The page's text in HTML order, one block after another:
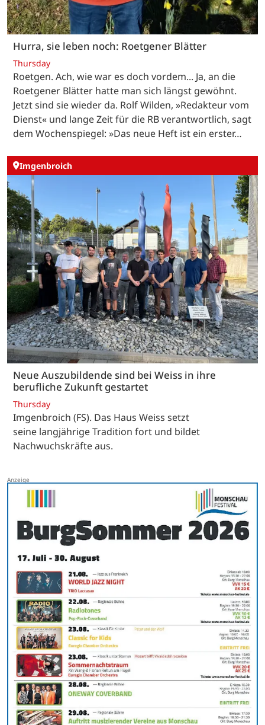
Hurra, sie leben noch: Roetgener Blätter
Thursday
Roetgen. Ach, wie war es doch vordem... Ja, an die
Roetgener Blätter hatte man sich längst gewöhnt.
Jetzt sind sie wieder da. Rolf Wilden, »Redakteur vom
Dienst« und lange Zeit für die RB verantwortlich, sagt
dem Wochenspiegel: »Das neue Heft ist ein erster…
Imgenbroich
Neue Auszubildende sind bei Weiss in ihre
berufliche Zukunft gestartet
Thursday
Imgenbroich (FS). Das Haus Weiss setzt
seine langjährige Tradition fort und bildet
Nachwuchskräfte aus.